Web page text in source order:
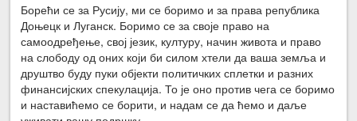
Борећи се за Русију, ми се боримо и за права република
Доњецк и Луганск. Боримо се за своје право на
самоодређење, свој језик, културу, начин живота и право
на слободу од оних који би силом хтели да ваша земља и
друштво буду пуки објекти политичких сплетки и разних
финансијских спекулација. То је оно против чега се боримо
и наставићемо се борити, и надам се да ћемо и даље